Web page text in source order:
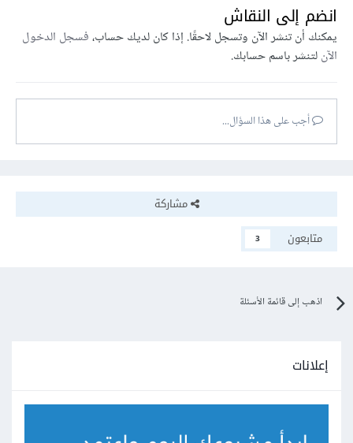
انضم إلى النقاش
يمكنك أن تنشر الآن وتسجل لاحقًا. إذا كان لديك حساب،فسجل الدخول
الآنلتنشر باسم حسابك.
أجب على هذا السؤال...
مشاركة
متابعون
3
اذهب إلى قائمة الأسئلة
إعلانات